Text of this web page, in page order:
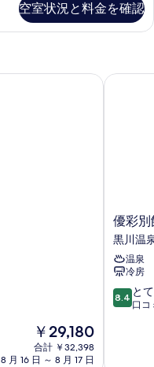
空室状況と料金を確認
現
在
の
￥29,180
合計 ￥32,398
8 月 16 日 ～ 8 月 17 日
優
彩
別
館
黒
川
温
優彩別
黒川温
温泉
冷房
10
段
8.4 と
口コ
優彩別館